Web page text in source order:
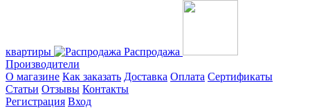
квартиры
Распродажа
Производители
О магазине Как заказать Доставка Оплата Сертификаты
Статьи Отзывы Контакты
Регистрация Вход